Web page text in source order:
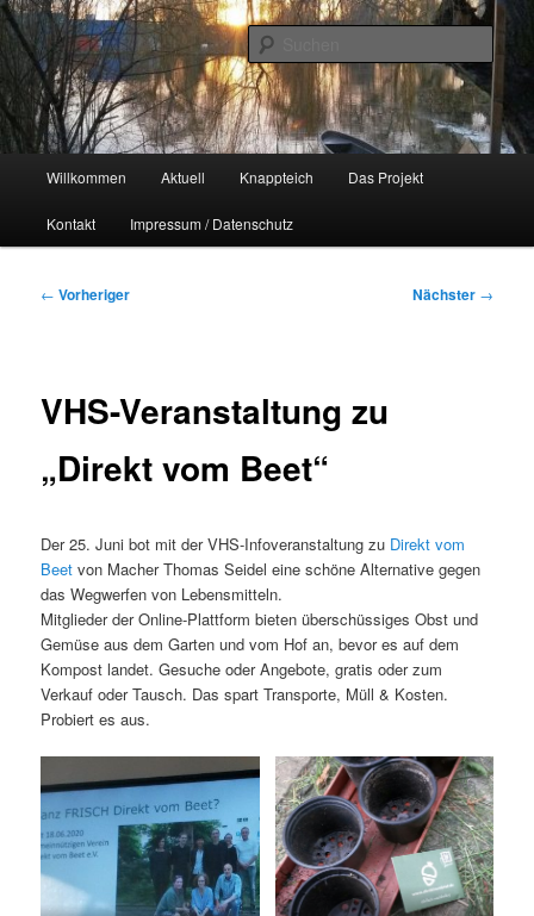
Zum
primären
Inhalt
springenUnser Knappteich
Naherholungsgebiet im Chemnitzer Yorckgebiet
Willkommen Aktuell Knappteich Das Projekt
Kontakt Impressum / Datenschutz
Beitragsnavigation
← Vorheriger Nächster →
VHS-Veranstaltung zu
„Direkt vom Beet“
Der 25. Juni bot mit der VHS-Infoveranstaltung zu Direkt vom
Beet von Macher Thomas Seidel eine schöne Alternative gegen
das Wegwerfen von Lebensmitteln.
Mitglieder der Online-Plattform bieten überschüssiges Obst und
Gemüse aus dem Garten und vom Hof an, bevor es auf dem
Kompost landet. Gesuche oder Angebote, gratis oder zum
Verkauf oder Tausch. Das spart Transporte, Müll & Kosten.
Probiert es aus.